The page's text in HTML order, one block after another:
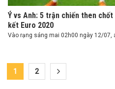
Ý vs Anh: 5 trận chiến then
kết Euro 2020
Vào rạng sáng mai 02h00 ngày 12/07,
1 2